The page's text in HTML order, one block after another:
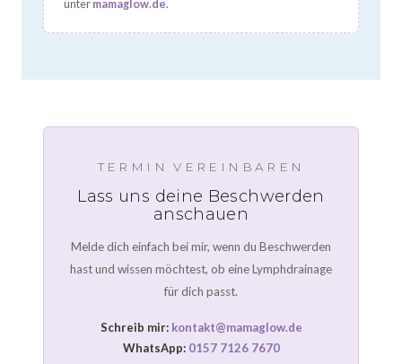
unter mamaglow.de.
TERMIN VEREINBAREN
Lass uns deine Beschwerden
anschauen
Melde dich einfach bei mir, wenn du Beschwerden
hast und wissen möchtest, ob eine Lymphdrainage
für dich passt.
Schreib mir: kontakt@mamaglow.de
WhatsApp: 0157 7126 7670